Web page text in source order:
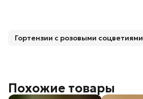
Гортензии с розовыми соцветиями
Похожие товары